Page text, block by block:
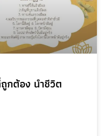
กต้อง นำชีวิต